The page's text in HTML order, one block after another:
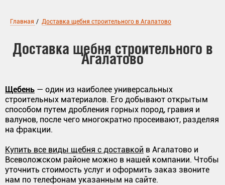
Главная / Доставка щебня строительного в Агалатово
Доставка щебня строительного в
Агалатово
Щебень — один из наиболее универсальных
строительных материалов. Его добывают открытым
способом путем дробления горных пород, гравия и
валунов, после чего многократно просеивают, разделяя
на фракции.
Купить все виды щебня с доставкой в Агалатово и
Всеволожском районе можно в нашей компании. Чтобы
уточнить стоимость услуг и оформить заказ звоните
нам по телефонам указанным на сайте.